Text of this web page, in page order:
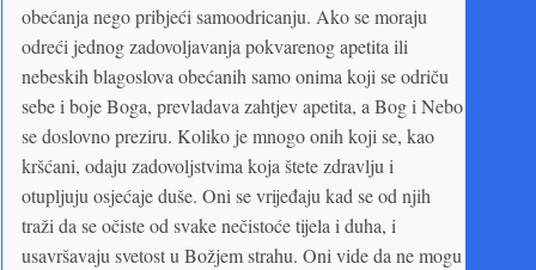
obećanja nego pribjeći samoodricanju. Ako se moraju
odreći jednog zadovoljavanja pokvarenog apetita ili
nebeskih blagoslova obećanih samo onima koji se odriču
sebe i boje Boga, prevladava zahtjev apetita, a Bog i Nebo
se doslovno preziru. Koliko je mnogo onih koji se, kao
kršćani, odaju zadovoljstvima koja štete zdravlju i
otupljuju osjećaje duše. Oni se vrijeđaju kad se od njih
traži da se očiste od svake nečistoće tijela i duha, i
usavršavaju svetost u Božjem strahu. Oni vide da ne mogu